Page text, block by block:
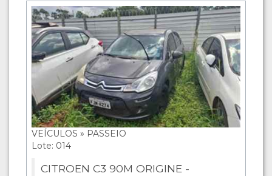
VEÍCULOS » PASSEIO
Lote: 014
CITROEN C3 90M ORIGINE -